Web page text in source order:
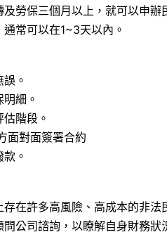
勞保三個月以上，就可以申
常可以在1~3天以內。
。
細。
階段。
面對面簽署合約
。
在許多高風險、高成本的非法
公司諮詢，以瞭解自身財務狀